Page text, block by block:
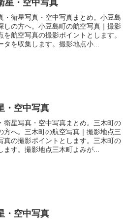
星・空中写真
・衛星写真・空中写真まとめ。小豆島
しの方へ。小豆島町の航空写真｜撮影
航空写真の撮影ポイントとします。
を収集します。撮影地点小...
・空中写真
衛星写真・空中写真まとめ。三木町の
方へ。三木町の航空写真｜撮影地点三
真の撮影ポイントとします。三木町の
す。撮影地点三木町よみが...
・空中写真